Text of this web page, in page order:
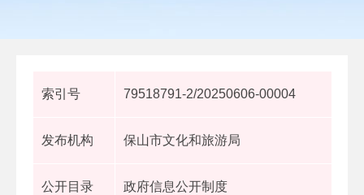
索引号 79518791-2/20250606-00004
发布机构 保山市文化和旅游局
公开目录 政府信息公开制度